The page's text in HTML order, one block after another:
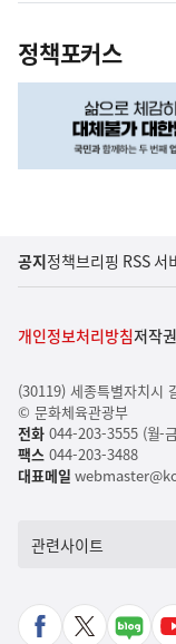
정책포커스
공지정책브리핑 RSS 서
개인정보처리방침저작
(30119) 세종특별자치시
© 문화체육관광부
전화044-203-3555 (월-
팩스044-203-3488
대표메일
관련사이트
페 X 네